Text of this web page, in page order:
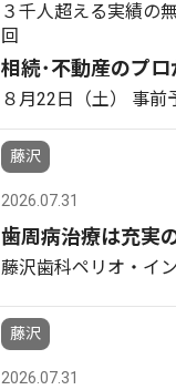
３千人超える実績の
回
相続･不動産のプロ
８月22日（土） 事前
藤沢
2026.07.31
歯周病治療は充実
藤沢歯科ペリオ・イ
藤沢
2026.07.31